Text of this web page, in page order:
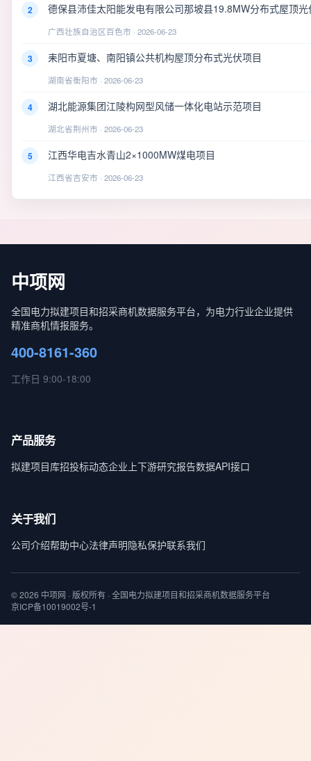
2 德保县沛佳太阳能发电有限公司那坡县19.8MW分布式屋顶
广西壮族自治区百色市 · 2026-06-23
3 耒阳市夏塘、南阳镇公共机构屋顶分布式光伏项目
湖南省衡阳市 · 2026-06-23
4 湖北能源集团江陵构网型风储一体化电站示范项目
湖北省荆州市 · 2026-06-23
5 江西华电吉水青山2×1000MW煤电项目
江西省吉安市 · 2026-06-23
中项网
全国电力拟建项目和招采商机数据服务平台，为电力行业企业提供
精准商机情报服务。
400-8161-360
工作日 9:00-18:00
产品服务
拟建项目库招投标动态企业上下游研究报告数据API接口
关于我们
公司介绍帮助中心法律声明隐私保护联系我们
© 2026 中项网 · 版权所有 · 全国电力拟建项目和招采商机数据服务平台
京ICP备10019002号-1